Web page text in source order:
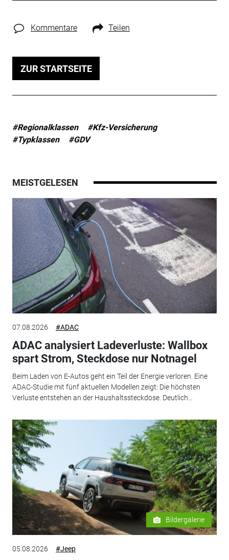
Kommentare Teilen
ZUR STARTSEITE
#Regionalklassen
#Kfz-Versicherung
#Typklassen
#GDV
MEISTGELESEN
07.08.2026 #ADAC
ADAC analysiert Ladeverluste: Wallbox
spart Strom, Steckdose nur Notnagel
Beim Laden von E-Autos geht ein Teil der Energie verloren. Eine
ADAC-Studie mit fünf aktuellen Modellen zeigt: Die höchsten
Verluste entstehen an der Haushaltssteckdose. Deutlich...
Bildergalerie
05.08.2026 #Jeep